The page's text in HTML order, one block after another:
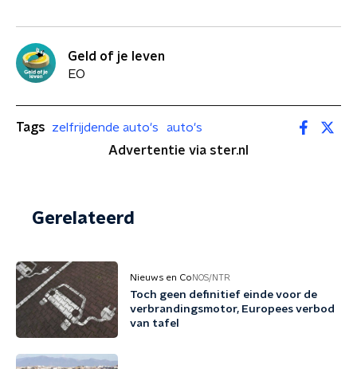
Geld of je leven
EO
Tags zelfrijdende auto's
auto's
Advertentie via ster.nl
Gerelateerd
Nieuws en Co NOS/NTR
Toch geen definitief einde voor de
verbrandingsmotor, Europees verbod
van tafel